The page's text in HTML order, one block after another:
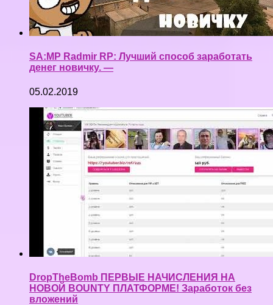
SA:MP Radmir RP: Лучший способ заработать
денег новичку. —
05.02.2019
DropTheBomb ПЕРВЫЕ НАЧИСЛЕНИЯ НА
НОВОЙ BOUNTY ПЛАТФОРМЕ! Заработок без
вложений